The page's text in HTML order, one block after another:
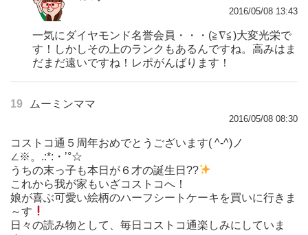
2016/05/08 13:43
一気にダイヤモンド名誉会員・・・(≧∇≦)大変光栄で
す！しかしその上のランクもあるんですね。高みはま
だまだ遠いですね！レポがんばります！
19 ムーミンママ
2016/05/08 08:30
コストコ通５周年おめでとうございます( ^-^)ノ
∠※。.:*:・’°☆
うちの末っ子も本日が６才の誕生日??
これから我が家もいざコストコへ！
娘が喜ぶ可愛い絵柄のハーフシートケーキを買いに行きま
～す
日々の読み物として、毎日コストコ通楽しみにしていま